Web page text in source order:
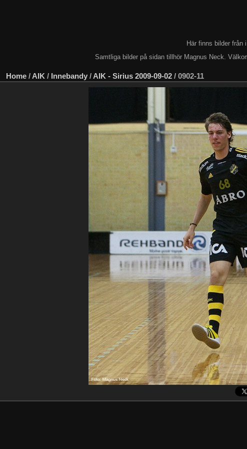
Här finns bilder från
Samtliga bilder på sidan tillhör Magnus Neck.
Home / AIK / Innebandy / AIK - Sirius 2009-09-02 / 0902-11